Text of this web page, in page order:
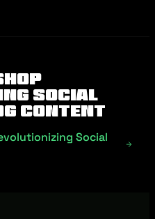
Social
Content
Social